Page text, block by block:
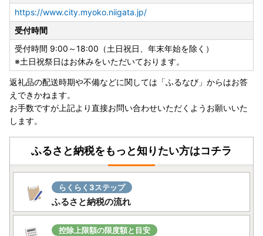
https://www.city.myoko.niigata.jp/
受付時間
受付時間 9:00～18:00（土日祝日、年末年始を除く）
※土日祝祭日はお休みをいただいております。
返礼品の配送時期や不備などに関しては「ふるなび」からはお答
えできかねます。
お手数ですが上記より直接お問い合わせいただくようお願いいた
します。
ふるさと納税をもっと知りたい方はコチラ
らくらく3ステップ
ふるさと納税の流れ
控除上限額の限度額と目安